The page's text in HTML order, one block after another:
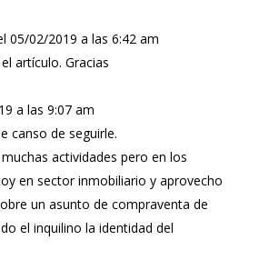
05/02/2019 a las 6:42 am
artículo. Gracias
a las 9:07 am
canso de seguirle.
actividades pero en los
en sector inmobiliario y aprovecho
un asunto de compraventa de
el inquilino la identidad del